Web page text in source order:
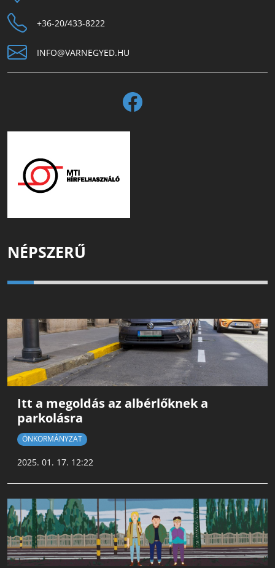
+36-20/433-8222
INFO@VARNEGYED.HU
NÉPSZERŰ
Itt a megoldás az albérlőknek a
parkolásra
ÖNKORMÁNYZAT
2025. 01. 17. 12:22